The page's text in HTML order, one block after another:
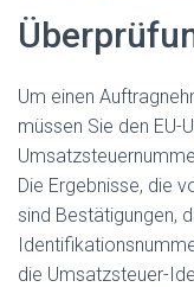
Um einen
müssen Sie den EU-
Die Ergebnisse, die
sind Bestätigungen,
die Umsatzsteuer-